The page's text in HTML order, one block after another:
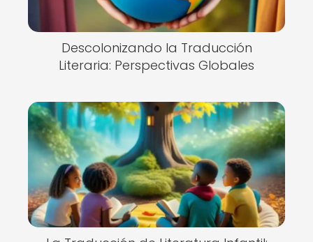
Descolonizando la Traducción
Literaria: Perspectivas Globales